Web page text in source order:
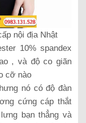
nội địa Nhật
10% spandex
, và độ co giãn
cỡ nào
nó có độ đàn
cứng cáp thắt
bạn thẳng và